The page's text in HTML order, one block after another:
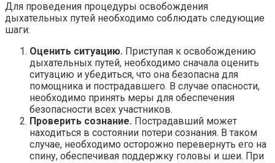
Для проведения процедуры освобождения
дыхательных путей необходимо соблюдать следующие
шаги:
Оценить ситуацию. Приступая к освобождению
дыхательных путей, необходимо сначала оценить
ситуацию и убедиться, что она безопасна для
помощника и пострадавшего. В случае опасности,
необходимо принять меры для обеспечения
безопасности всех участников.
Проверить сознание. Пострадавший может
находиться в состоянии потери сознания. В таком
случае, необходимо осторожно перевернуть его на
спину, обеспечивая поддержку головы и шеи. При